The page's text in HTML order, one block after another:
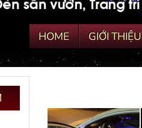
HOME GIỚI THIỆU